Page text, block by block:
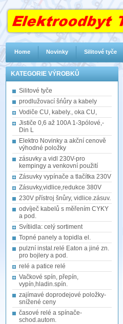
KATEGORIE VÝROBKŮ
Silitové tyče
prodlužovací šńůry a kabely
Vodiče CU, kabely., oka CU,
Jističe 0,6 až 100A 1-3pólové,-
Din L
Elektro Novinky a akční cenově
výhodné položky
zásuvky a vidl 230V-pro
kempingy a venkovní použití
Zásuvky vypínače a tlačítka 230V
Zásuvky,vidlice,redukce 380V
230V přístroj šnůry, vidlice.zásuv.
odvíječ kabelů s měřením CYKY
a pod.
Svítiidla: celý sortiment
Topné panely a topidla el.
pulzní instal.relé Eaton a jiné zn.
pro bojlery a pod.
relé a patice relé
Vačkové spín, přepín,
vypín,hladin.spín.
zajímavé doprodejové položky-
snížené ceny
časové relé a spínače-
schod.autom.
Home Novinky Silitové tyče